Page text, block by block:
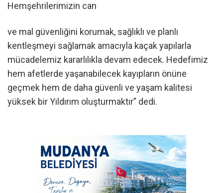
Hemşehrilerimizin can
ve mal güvenliğini korumak, sağlıklı ve planlı
kentleşmeyi sağlamak amacıyla kaçak yapılarla
mücadelemiz kararlılıkla devam edecek. Hedefimiz
hem afetlerde yaşanabilecek kayıpların önüne
geçmek hem de daha güvenli ve yaşam kalitesi
yüksek bir Yıldırım oluşturmaktır” dedi.